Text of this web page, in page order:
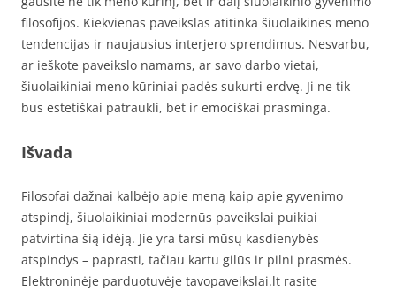
filosofijos. Kiekvienas paveikslas atitinka šiuolaikines meno
tendencijas ir naujausius interjero sprendimus. Nesvarbu,
ar ieškote paveikslo namams, ar savo darbo vietai,
šiuolaikiniai meno kūriniai padės sukurti erdvę. Ji ne tik
bus estetiškai patraukli, bet ir emociškai prasminga.
Išvada
Filosofai dažnai kalbėjo apie meną kaip apie gyvenimo
atspindį, šiuolaikiniai modernūs paveikslai puikiai
patvirtina šią idėją. Jie yra tarsi mūsų kasdienybės
atspindys – paprasti, tačiau kartu gilūs ir pilni prasmės.
Elektroninėje parduotuvėje tavopaveikslai.lt rasite